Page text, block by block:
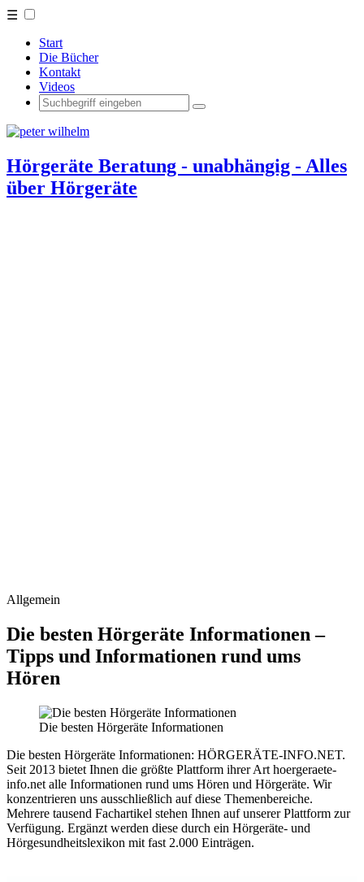
☰
Start
Die Bücher
Kontakt
Videos
Hörgeräte Beratung - unabhängig - Alles
über Hörgeräte
Allgemein
Die besten Hörgeräte Informationen –
Tipps und Informationen rund ums
Hören
Die besten Hörgeräte Informationen
Die besten Hörgeräte Informationen: HÖRGERÄTE-INFO.NET.
Seit 2013 bietet Ihnen die größte Plattform ihrer Art hoergeraete-
info.net alle Informationen rund ums Hören und Hörgeräte. Wir
konzentrieren uns ausschließlich auf diese Themenbereiche.
Mehrere tausend Fachartikel stehen Ihnen auf unserer Plattform zur
Verfügung. Ergänzt werden diese durch ein Hörgeräte- und
Hörgesundheitslexikon mit fast 2.000 Einträgen.